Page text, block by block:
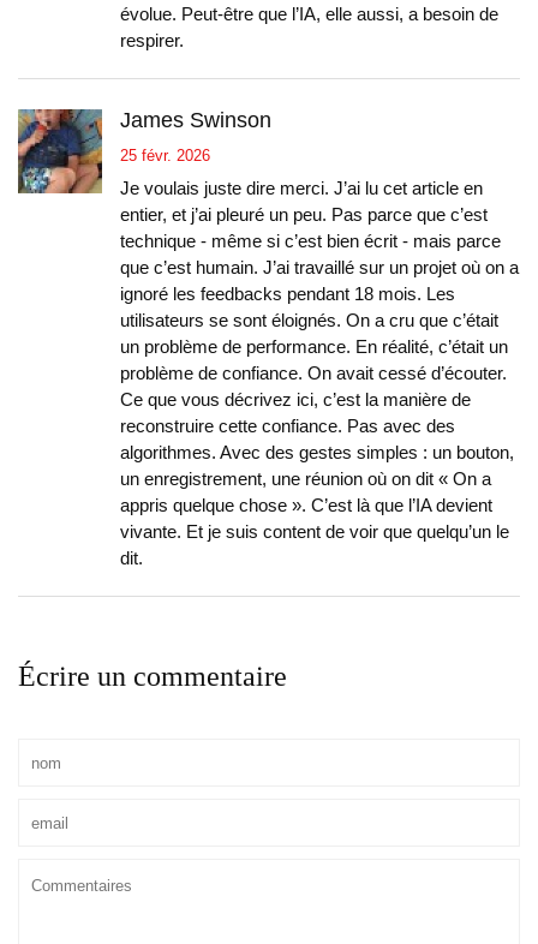
évolue. Peut-être que l’IA, elle aussi, a besoin de
respirer.
James Swinson
25 févr. 2026
Je voulais juste dire merci. J’ai lu cet article en
entier, et j’ai pleuré un peu. Pas parce que c’est
technique - même si c’est bien écrit - mais parce
que c’est humain. J’ai travaillé sur un projet où on a
ignoré les feedbacks pendant 18 mois. Les
utilisateurs se sont éloignés. On a cru que c’était
un problème de performance. En réalité, c’était un
problème de confiance. On avait cessé d’écouter.
Ce que vous décrivez ici, c’est la manière de
reconstruire cette confiance. Pas avec des
algorithmes. Avec des gestes simples : un bouton,
un enregistrement, une réunion où on dit « On a
appris quelque chose ». C’est là que l’IA devient
vivante. Et je suis content de voir que quelqu’un le
dit.
Écrire un commentaire